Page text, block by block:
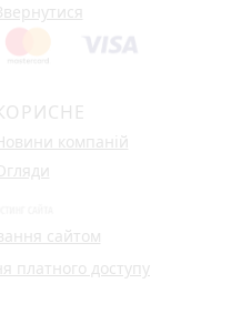
компаній
сайтом
платного доступу